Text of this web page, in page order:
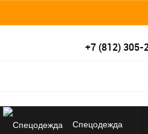
+7 (812) 305-
Спецодежда